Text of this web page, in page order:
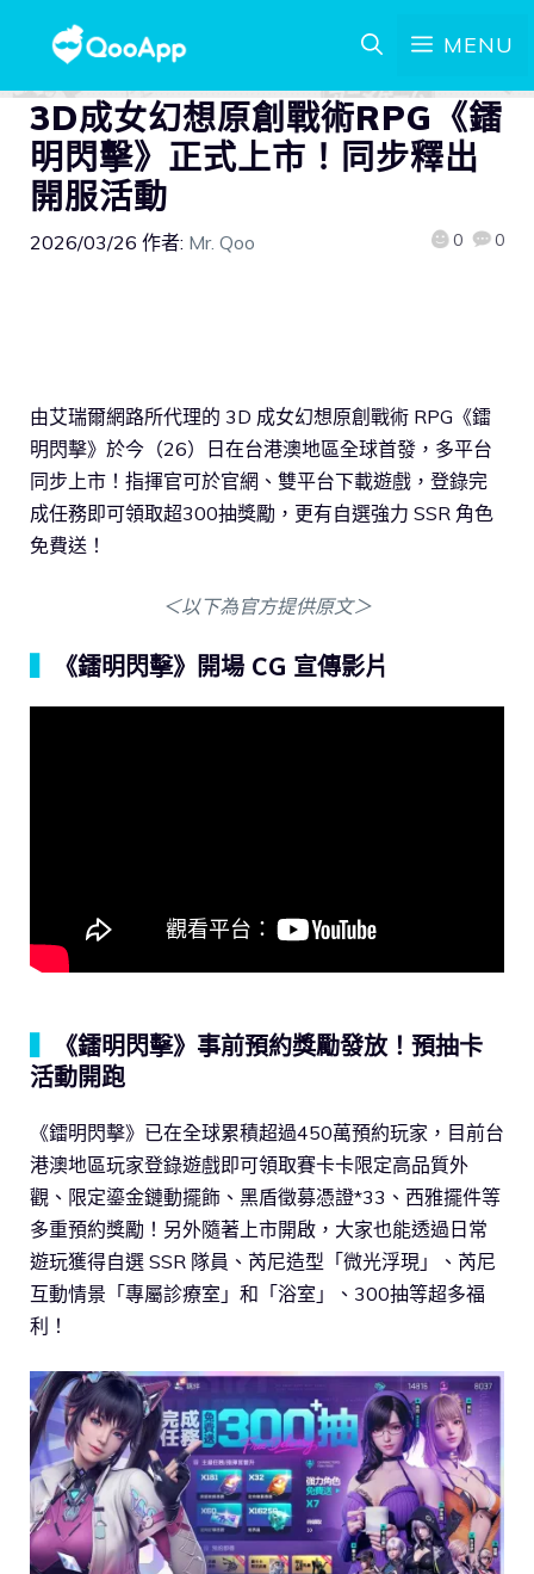
MENU
3D成女幻想原創戰術RPG《鐳
明閃擊》正式上市！同步釋出
開服活動
2026/03/26 作者: Mr. Qoo 0 0
由艾瑞爾網路所代理的 3D 成女幻想原創戰術 RPG《鐳
明閃擊》於今（26）日在台港澳地區全球首發，多平台
同步上市！指揮官可於官網、雙平台下載遊戲，登錄完
成任務即可領取超300抽獎勵，更有自選強力 SSR 角色
免費送！
＜以下為官方提供原文＞
《鐳明閃擊》開場 CG 宣傳影片
《鐳明閃擊》事前預約獎勵發放！預抽卡
活動開跑
《鐳明閃擊》已在全球累積超過450萬預約玩家，目前台
港澳地區玩家登錄遊戲即可領取賽卡卡限定高品質外
觀、限定鎏金鏈動擺飾、黑盾徵募憑證*33、西雅擺件等
多重預約獎勵！另外隨著上市開啟，大家也能透過日常
遊玩獲得自選 SSR 隊員、芮尼造型「微光浮現」、芮尼
互動情景「專屬診療室」和「浴室」、300抽等超多福
利！